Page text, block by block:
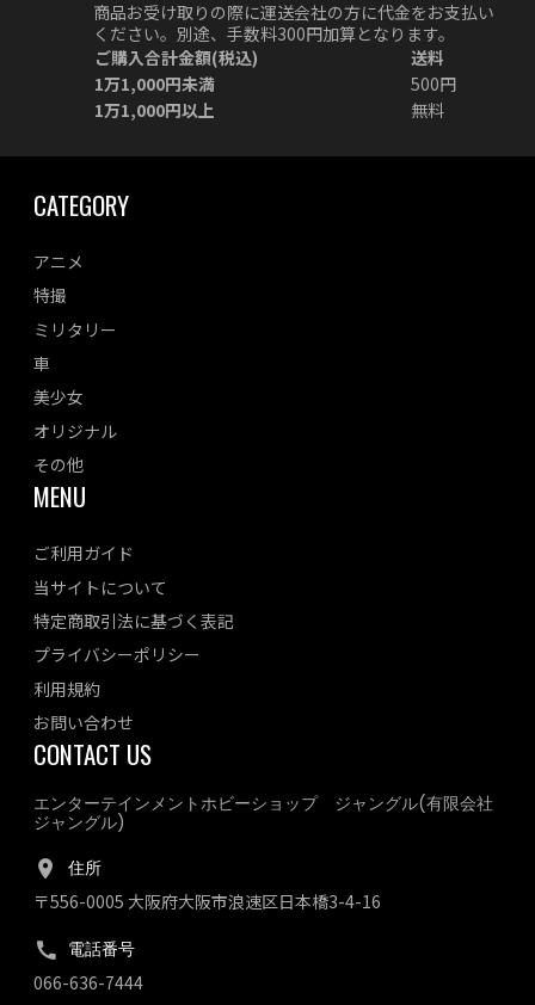
商品お受け取りの際に運送会社の方に代金をお支払い
ください。別途、手数料300円加算となります。
ご購入合計金額(税込)
送料
1万1,000円未満
500円
1万1,000円以上
無料
CATEGORY
アニメ
特撮
ミリタリー
車
美少女
オリジナル
その他
MENU
ご利用ガイド
当サイトについて
特定商取引法に基づく表記
プライバシーポリシー
利用規約
お問い合わせ
CONTACT US
エンターテインメントホビーショップ ジャングル(有限会社
ジャングル)
住所
〒556-0005 大阪府大阪市浪速区日本橋3-4-16
電話番号
066-636-7444